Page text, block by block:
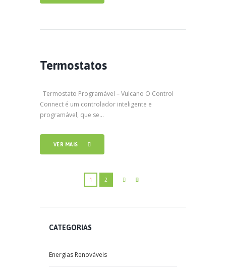
Termostatos
Termostato Programável – Vulcano O Control
Connect é um controlador inteligente e
programável, que se...
VER MAIS
1 2
CATEGORIAS
Energias Renováveis